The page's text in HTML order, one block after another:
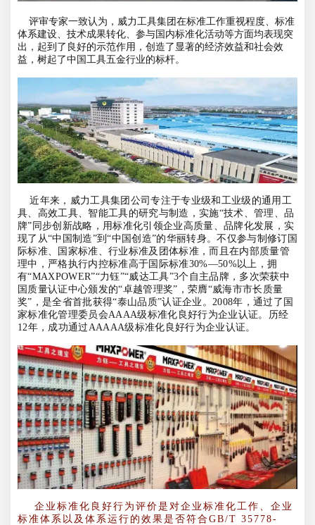
评审专家一致认为，威力工具集团在标准工作重视程度、标准
体系建设、技术成果转化、参与国内标准化活动等方面均表现突
出，起到了良好的示范作用，创造了显著的经济效益和社会效
益，树起了中国工具五金行业的标杆。
近年来，威力工具集团公司专注于专业级和工业级的通用工
具、高效工具、智能工具的研究与制造，实施“技术、管理、品
牌”同步创新战略，用标准化引领企业高质量、品牌化发展，实
现了从“中国制造”到“中国创造”的华丽转身。不仅参与制修订国
际标准、国家标准、行业标准及团体标准，而且在内部质量管
理中，严格执行内控标准高于国际标准30%—50%以上，拥
有“MAXPOWER”“力钰”“威达工具”3个自主品牌，多次荣获中
国质量认证中心颁发的“卓越管理奖”，荣膺“威海市市长质量
奖”，是全省首批获得“泰山品质”认证企业。2008年，通过了国
家标准化管理委员会AAAA级标准化良好行为企业认证。历经
12年，成功通过AAAAA级标准化良好行为企业认证。
企业标准化良好行为评价是对企业标准化工作、企业
标准体系以及体系运行的效果是否符合GB/T 35778-